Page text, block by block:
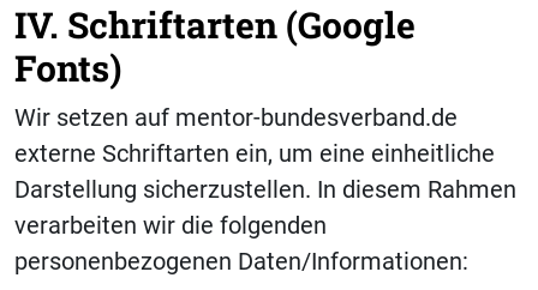
IV. Schriftarten (Google
Fonts)
Wir setzen auf mentor-bundesverband.de
externe Schriftarten ein, um eine einheitliche
Darstellung sicherzustellen. In diesem Rahmen
verarbeiten wir die folgenden
personenbezogenen Daten/Informationen: